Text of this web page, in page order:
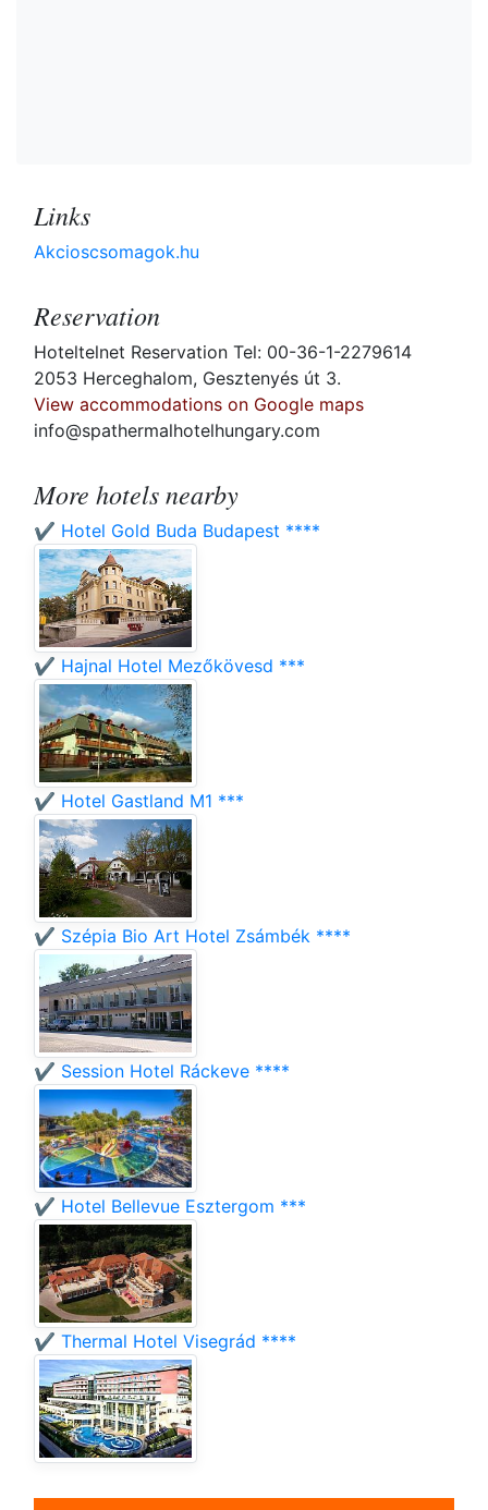
Links
Akcioscsomagok.hu
Reservation
Hoteltelnet Reservation Tel: 00-36-1-2279614
2053 Herceghalom, Gesztenyés út 3.
View accommodations on Google maps
info@spathermalhotelhungary.com
More hotels nearby
✔️ Hotel Gold Buda Budapest ****
✔️ Hajnal Hotel Mezőkövesd ***
✔️ Hotel Gastland M1 ***
✔️ Szépia Bio Art Hotel Zsámbék ****
✔️ Session Hotel Ráckeve ****
✔️ Hotel Bellevue Esztergom ***
✔️ Thermal Hotel Visegrád ****